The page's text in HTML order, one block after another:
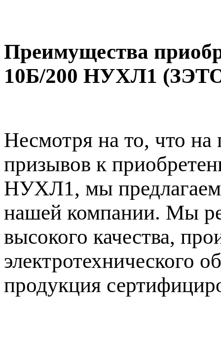
Преимущества
10Б/200 НУХЛ1
Несмотря на то, что
призывов к
НУХЛ1, мы предлагаем
нашей компании. Мы
высокого качества,
электротехнического
продукция